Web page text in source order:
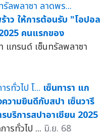
าว ให้การต้อนรับ "โอปอล
คนแรกของ
แกรนด์ เซ็นทรัลพลาซา
เซ็นทารา แก
วามยินดีกับสปา เซ็นวารี
บริการสปาอาเซียน 2025
ทั่วไป ... มิ.ย. 68